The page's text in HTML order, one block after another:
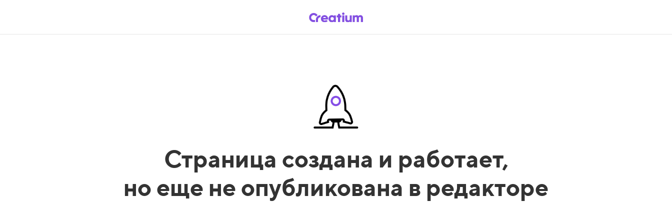
Страница создана и работает,
но еще не опубликована в редакторе